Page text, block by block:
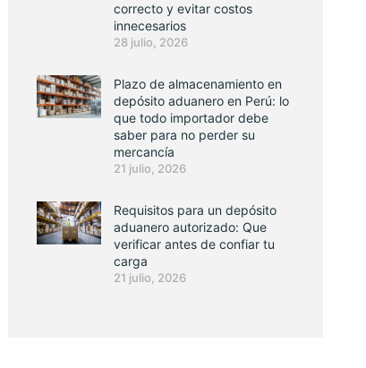
correcto y evitar costos
innecesarios
28 julio, 2026
Plazo de almacenamiento en
depósito aduanero en Perú: lo
que todo importador debe
saber para no perder su
mercancía
21 julio, 2026
Requisitos para un depósito
aduanero autorizado: Que
verificar antes de confiar tu
carga
21 julio, 2026